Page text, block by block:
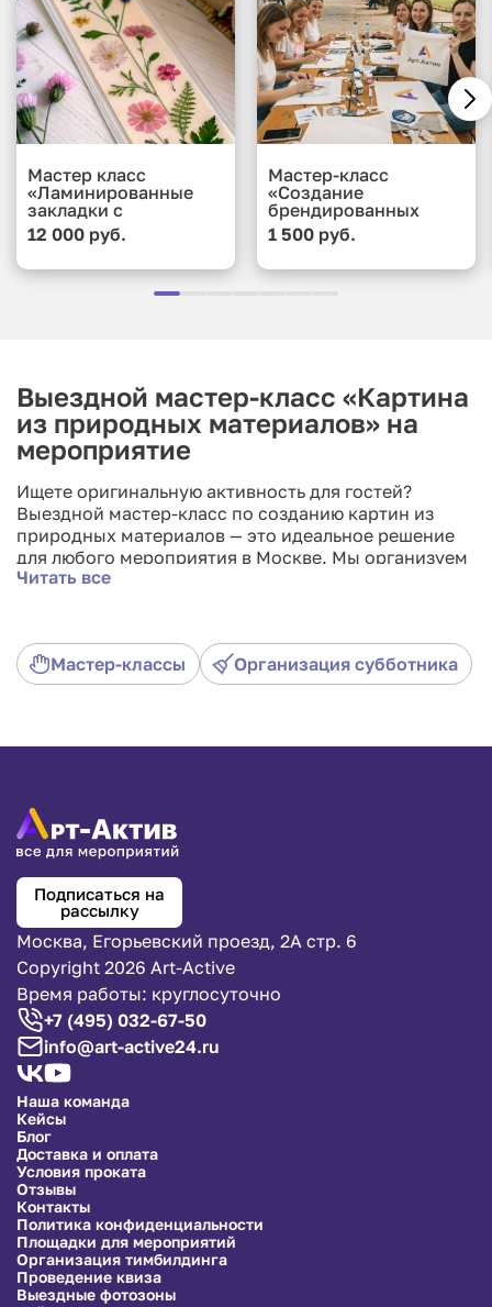
Мастер класс
«Ламинированные
закладки с
сухоцветами и
коллажами»
12 000 руб.
Мастер-класс
«Создание
брендированных
подушек»
1 500 руб.
Выездной мастер-класс «Картина
из природных материалов» на
мероприятие
Ищете оригинальную активность для гостей?
Выездной мастер-класс по созданию картин из
природных материалов — это идеальное решение
для любого мероприятия в Москве. Мы организуем
творческую зону под ключ на корпоративе, дне
сухоцветы, мох, ветки и спилы дерева. Мы
привезем все материалы и обеспечим работу
опытных мастеров. Закажите аренду мастер-
Читать все
Мастер-классы Организация субботника
Подписаться на
рассылку
Москва, Егорьевский проезд, 2А стр. 6
Copyright 2026 Art-Active
Время работы: круглосуточно
+7 (495) 032-67-50
info@art-active24.ru
Наша команда
Кейсы
Блог
Доставка и оплата
Условия проката
Отзывы
Контакты
Политика конфиденциальности
Площадки для мероприятий
Организация тимбилдинга
Проведение квиза
Выездные фотозоны